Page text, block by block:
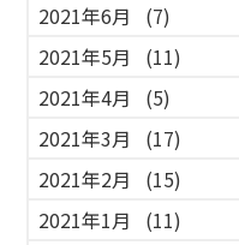
2021年6月
(7)
2021年5月
(11)
2021年4月
(5)
2021年3月
(17)
2021年2月
(15)
2021年1月
(11)